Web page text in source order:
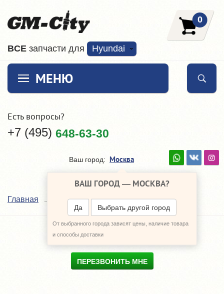
ВCE запчасти для Hyundai
0
МЕНЮ
Есть вопросы?
+7 (495) 648-63-30
Ваш город: Москва
ВАШ ГОРОД — МОСКВА?
Да Выбрать другой город
От выбранного города зависят цены, наличие товара
и способы доставки
Главная Каталог
Ничего не найдено.
ПЕРЕЗВОНИТЬ МНЕ